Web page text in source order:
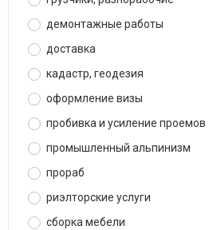
демонтажные работы
доставка
кадастр, геодезия
оформление визы
пробивка и усиление проемов
промышленный альпинизм
прораб
риэлторские услуги
сборка мебели